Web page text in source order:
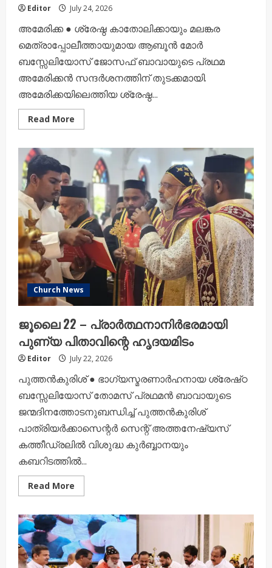
Editor July 24, 2026
അമേരിക്ക ● ശ്രേഷ്ഠ കാതോലിക്കായും മലങ്കര
മെത്രാപ്പോലീത്തായുമായ ആബൂൻ മോർ
ബസ്സേലിയോസ് ജോസഫ് ബാവായുടെ പ്രഥമ
അമേരിക്കൻ സന്ദർശനത്തിന് തുടക്കമായി.
അമേരിക്കയിലെത്തിയ ശ്രേഷ്ഠ...
Read More
more
കാതോലിക്ക
ബാവയുടെ
പ്രഥമ
അമേരിക്കൻ
സന്ദർശനത്തിന്
തുടക്കം;
വിമാനത്താവളത്തിൽ
ഉജ്ജ്വല
സ്വീകരണം
Church News
ജൂലൈ 22 – പ്രാർത്ഥനാനിർഭരമായി
പുണ്യ പിതാവിന്റെ ഹൃദയമിടം
Editor July 22, 2026
പുത്തൻകുരിശ് ● ഭാഗ്യസ്മരണാർഹനായ ശ്രേഷ്‌ഠ
ബസ്സേലിയോസ് തോമസ് പ്രഥമൻ ബാവായുടെ
ജന്മദിനത്തോടനുബന്ധിച്ച് പുത്തൻകുരിശ്
പാത്രിയർക്കാസെന്റർ സെന്റ് അത്തനേഷ്യസ്
കത്തീഡ്രലിൽ വിശുദ്ധ കുർബ്ബാനയും
കബറിടത്തിൽ...
Read More
more
22
–
പ്രാർത്ഥനാനിർഭരമായി
പുണ്യ
പിതാവിന്റെ
ഹൃദയമിടം